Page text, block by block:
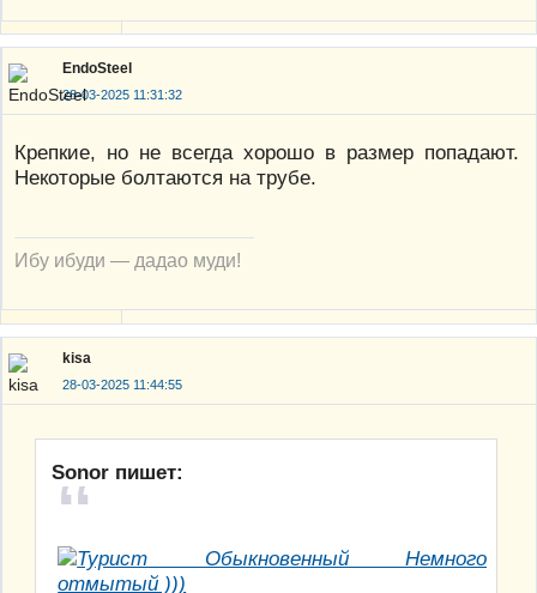
EndoSteel
28-03-2025 11:31:32
Крепкие, но не всегда хорошо в размер попадают.
Некоторые болтаются на трубе.
Ибу ибуди — дадао муди!
kisa
28-03-2025 11:44:55
Sonor пишет: